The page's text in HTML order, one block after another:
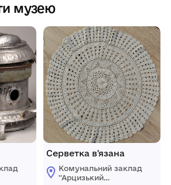
музею
Серветка в'язана
Комунальний заклад
''Арцизький